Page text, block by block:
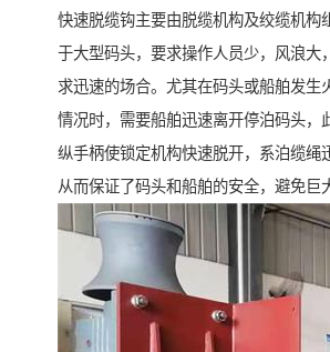
快速脱缆钩主要由脱缆机构及绞缆机构
于大型码头，要求操作人员少，风浪大
求迅速的场合。尤其在码头或船舶发生
情况时，需要船舶迅速离开停泊码头，
纵手柄使锁定机构快速脱开，系泊缆绳
从而保证了码头和船舶的安全，避免巨